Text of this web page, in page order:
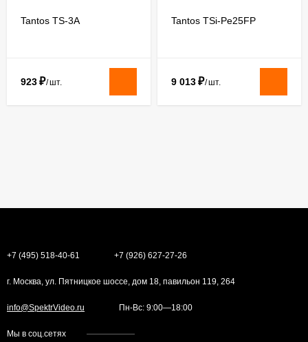
Tantos TS-3A
923₽/шт.
Tantos TSi-Pe25FP
9 013₽/шт.
+7 (495) 518-40-61 +7 (926) 627-27-26
г. Москва, ул. Пятницкое шоссе, дом 18, павильон 119, 264
info@SpektrVideo.ru Пн-Вс: 9:00—18:00
Мы в соц.сетях